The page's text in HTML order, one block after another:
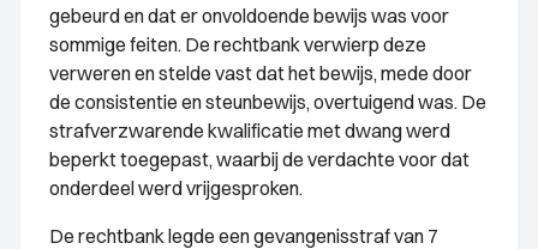
gebeurd en dat er onvoldoende bewijs was voor
sommige feiten. De rechtbank verwierp deze
verweren en stelde vast dat het bewijs, mede door
de consistentie en steunbewijs, overtuigend was. De
strafverzwarende kwalificatie met dwang werd
beperkt toegepast, waarbij de verdachte voor dat
onderdeel werd vrijgesproken.
De rechtbank legde een gevangenisstraf van 7